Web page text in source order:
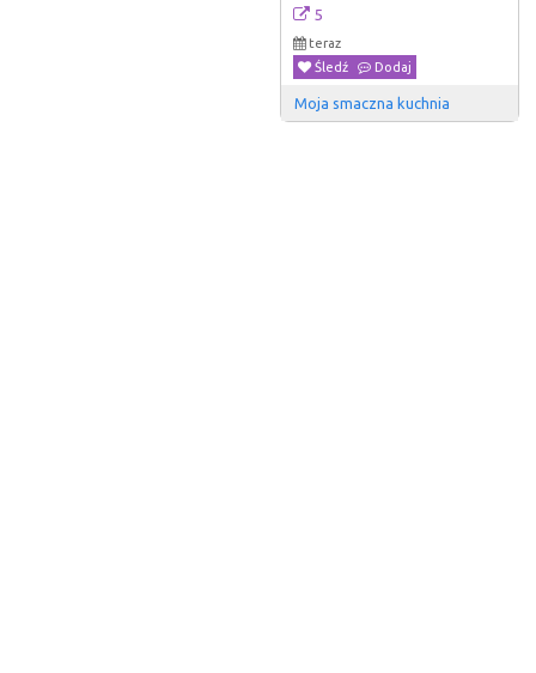
5
teraz
Śledź
Dodaj
Moja smaczna kuchnia